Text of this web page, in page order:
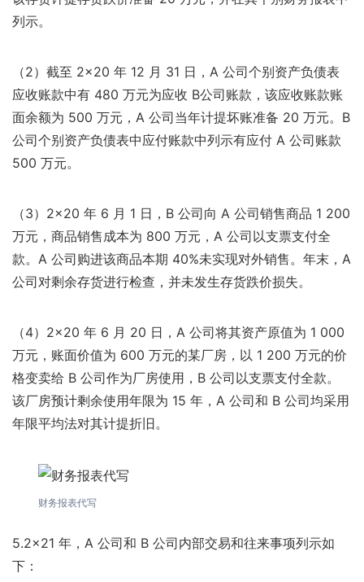
列示。
（2）截至 2×20 年 12 月 31 日，A 公司个别资产负债表
应收账款中有 480 万元为应收 B公司账款，该应收账款账
面余额为 500 万元，A 公司当年计提坏账准备 20 万元。B
公司个别资产负债表中应付账款中列示有应付 A 公司账款
500 万元。
（3）2×20 年 6 月 1 日，B 公司向 A 公司销售商品 1 200
万元，商品销售成本为 800 万元，A 公司以支票支付全
款。A 公司购进该商品本期 40%未实现对外销售。年末，A
公司对剩余存货进行检查，并未发生存货跌价损失。
（4）2×20 年 6 月 20 日，A 公司将其资产原值为 1 000
万元，账面价值为 600 万元的某厂房，以 1 200 万元的价
格变卖给 B 公司作为厂房使用，B 公司以支票支付全款。
该厂房预计剩余使用年限为 15 年，A 公司和 B 公司均采用
年限平均法对其计提折旧。
财务报表代写
5.2×21 年，A 公司和 B 公司内部交易和往来事项列示如
下：